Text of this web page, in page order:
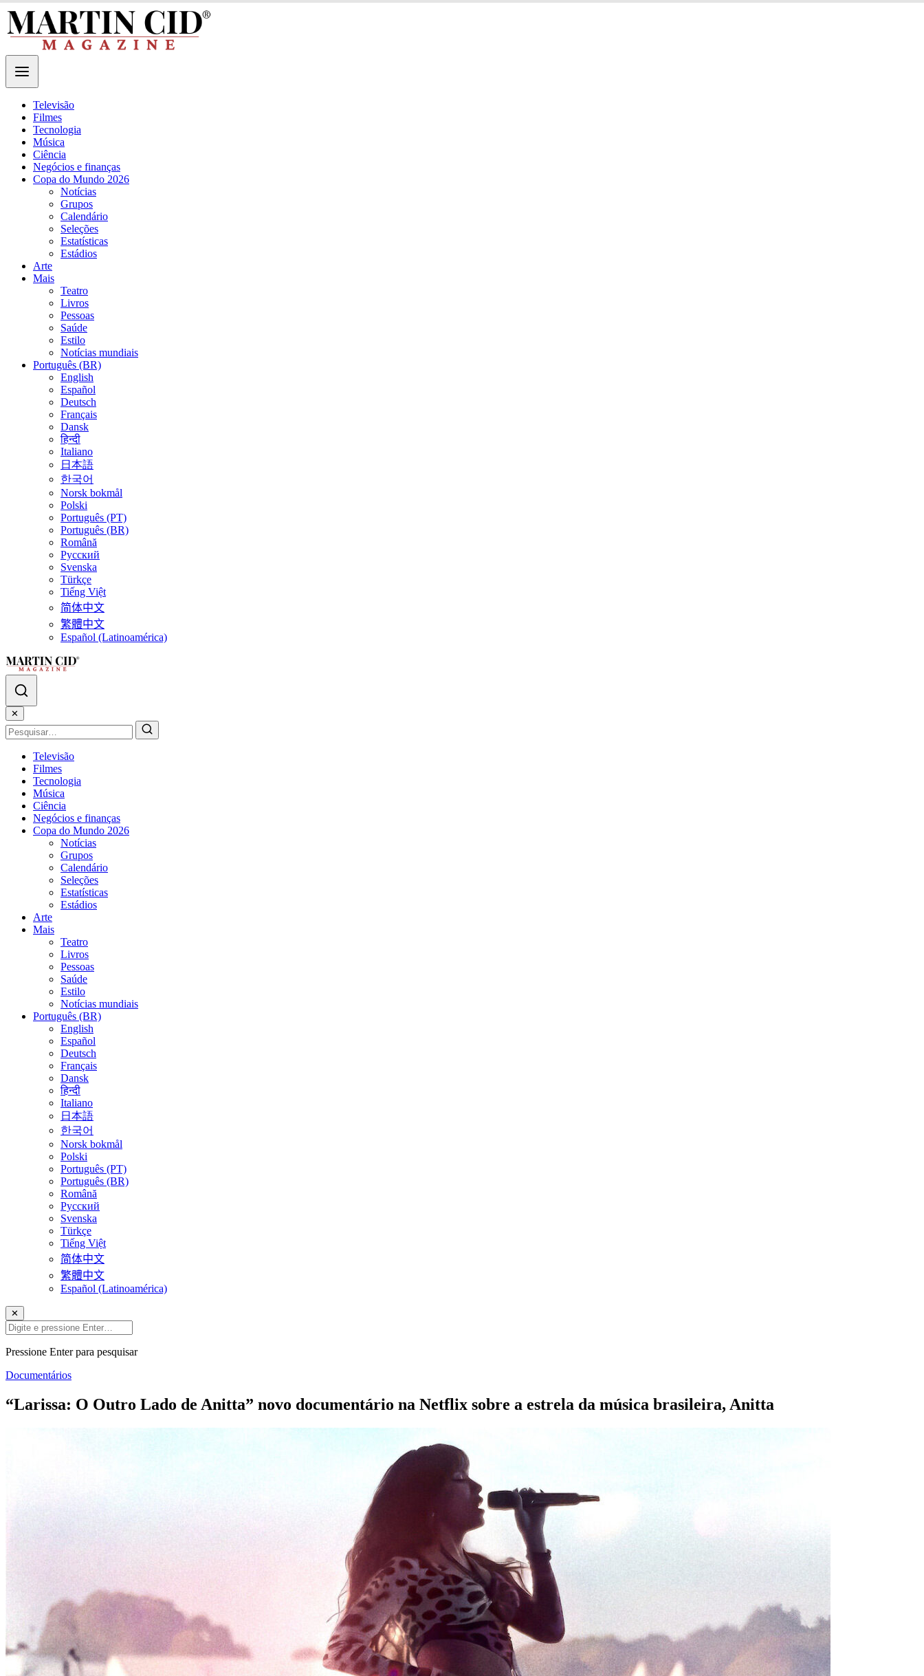
Televisão
Filmes
Tecnologia
Música
Ciência
Negócios e finanças
Copa do Mundo 2026
Notícias
Grupos
Calendário
Seleções
Estatísticas
Estádios
Arte
Mais
Teatro
Livros
Pessoas
Saúde
Estilo
Notícias mundiais
Português (BR)
English
Español
Deutsch
Français
Dansk
हिन्दी
Italiano
日本語
한국어
Norsk bokmål
Polski
Português (PT)
Português (BR)
Română
Русский
Svenska
Türkçe
Tiếng Việt
简体中文
繁體中文
Español (Latinoamérica)
✕
Televisão
Filmes
Tecnologia
Música
Ciência
Negócios e finanças
Copa do Mundo 2026
Notícias
Grupos
Calendário
Seleções
Estatísticas
Estádios
Arte
Mais
Teatro
Livros
Pessoas
Saúde
Estilo
Notícias mundiais
Português (BR)
English
Español
Deutsch
Français
Dansk
हिन्दी
Italiano
日本語
한국어
Norsk bokmål
Polski
Português (PT)
Português (BR)
Română
Русский
Svenska
Türkçe
Tiếng Việt
简体中文
繁體中文
Español (Latinoamérica)
✕
Pressione Enter para pesquisar
Documentários
“Larissa: O Outro Lado de Anitta” novo documentário na Netflix sobre a estrela da música brasileira, Anitta